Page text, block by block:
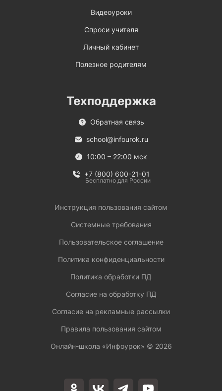
Видеоуроки
Спроси учителя
Личный кабинет
Полезное родителям
Техподдержка
Обратная связь
school@infourok.ru
10:00 – 22:00 мск
+7 (800) 600-21-01
Бесплатно для России
Инструкция пользования сайтом
Системные требования
Пользовательское соглашение
Политика конфиденциальности
Политика обработки ПД
Согласие на обработку ПД
Согласие на рекламные рассылки
Правила пользования сайтом
Онлайн-школа «Инфоурок» © 2026